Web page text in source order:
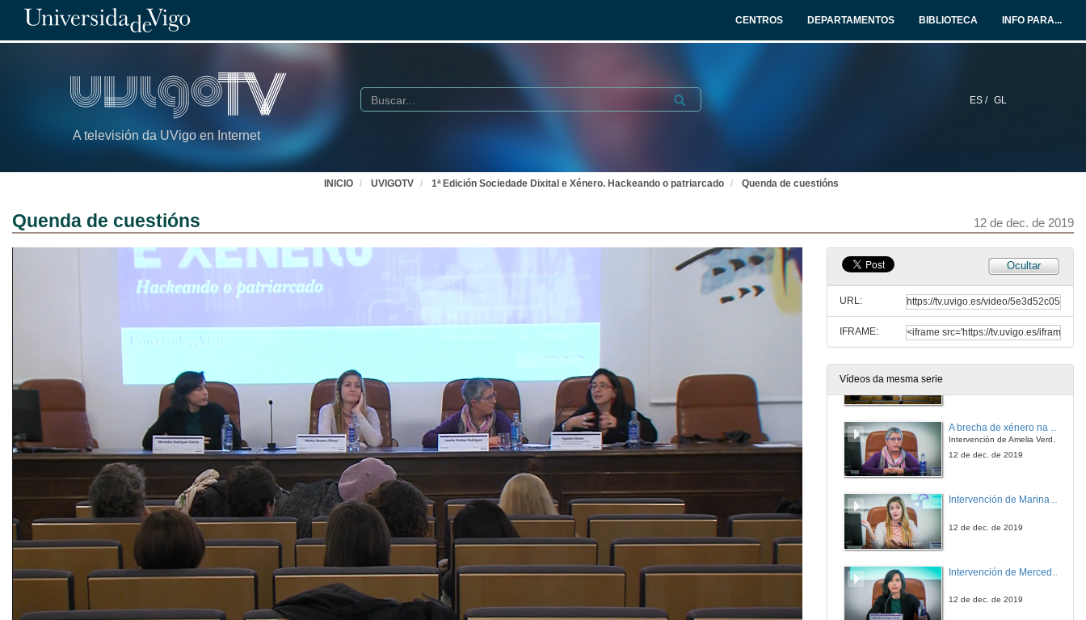
CENTROS DEPARTAMENTOS BIBLIOTECA INFO PARA...
A televisión da UVigo en Internet
ES / GL
Buscar Submit
INICIO UVIGOTV 1ª Edición Sociedade Dixital e Xénero. Hackeando o patriarcado Quenda de cuestións
Quenda de cuestións 12 de dec. de 2019
Ocultar
URL:
IFRAME:
Vídeos da mesma serie
12 de dec. de 2019
Intervención de María Álvarez Lires
12 de dec. de 2019
Intervención de Amelia Verdejo Rodríguez
12 de dec. de 2019
Intervención de Marina Amores "Blissy"
12 de dec. de 2019
12 de dec. de 2019